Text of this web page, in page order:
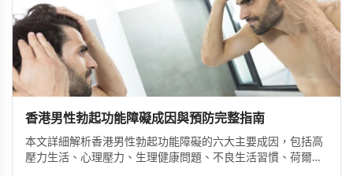
香港男性勃起功能障礙成因與預防完整指南
本文詳細解析香港男性勃起功能障礙的六大主要成因，包括高
壓力生活、心理壓力、生理健康問題、不良生活習慣、荷爾蒙